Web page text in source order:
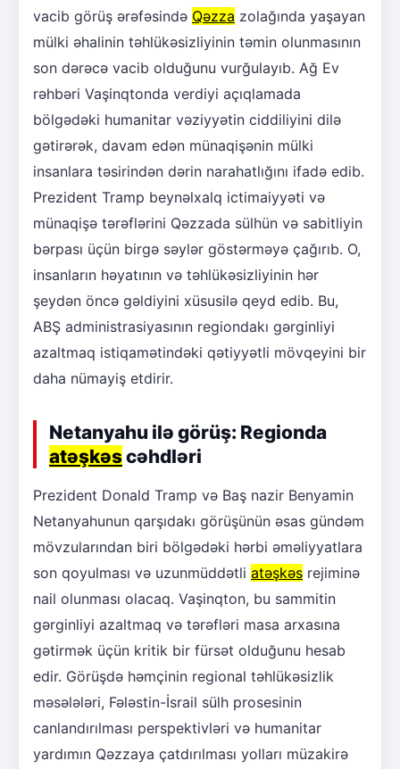
vacib görüş ərəfəsində Qəzza zolağında yaşayan
mülki əhalinin təhlükəsizliyinin təmin olunmasının
son dərəcə vacib olduğunu vurğulayıb. Ağ Ev
rəhbəri Vaşinqtonda verdiyi açıqlamada
bölgədəki humanitar vəziyyətin ciddiliyini dilə
gətirərək, davam edən münaqişənin mülki
insanlara təsirindən dərin narahatlığını ifadə edib.
Prezident Tramp beynəlxalq ictimaiyyəti və
münaqişə tərəflərini Qəzzada sülhün və sabitliyin
bərpası üçün birgə səylər göstərməyə çağırıb. O,
insanların həyatının və təhlükəsizliyinin hər
şeydən öncə gəldiyini xüsusilə qeyd edib. Bu,
ABŞ administrasiyasının regiondakı gərginliyi
azaltmaq istiqamətindəki qətiyyətli mövqeyini bir
daha nümayiş etdirir.
Netanyahu ilə görüş: Regionda
atəşkəscəhdləri
Prezident Donald Tramp və Baş nazir Benyamin
Netanyahunun qarşıdakı görüşünün əsas gündəm
mövzularından biri bölgədəki hərbi əməliyyatlara
son qoyulması və uzunmüddətli atəşkəs rejiminə
nail olunması olacaq. Vaşinqton, bu sammitin
gərginliyi azaltmaq və tərəfləri masa arxasına
gətirmək üçün kritik bir fürsət olduğunu hesab
edir. Görüşdə həmçinin regional təhlükəsizlik
məsələləri, Fələstin-İsrail sülh prosesinin
canlandırılması perspektivləri və humanitar
yardımın Qəzzaya çatdırılması yolları müzakirə